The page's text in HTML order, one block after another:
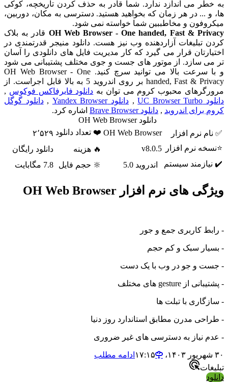
به خطر می اندازد ندارد. شما قادر به حذف کردن تاریخچه، کوکی
ها، و ... در هر زمان که بخواهید هستید. دسترسی به مکان، دوربین،
میکروفون و مخاطببین شما خواسته نمی شود.
OH Web Browser - One handed, Fast & Privacy قادر به بلاک
کردن تبلیغات آزاردهنده وب نیز هست. دانلود منیجر قدرتمندی در
اختیارتان قرار می گیرد که کار مدیریت فایل های دانلودی را آسان
تر می سازد. از موتور های جست و جوی مختلف پشتیبانی می شود
و با سرعت بالا می توانید سرچ کنید. OH Web Browser - One
handed, Fast & Privacy بر روی اندروید 5 به بالا قابل اجراست. از
مرورگرهای محبوب کروم می توان به دانلود فایرفاکس فوکوس ,
دانلود UC Browser Turbo
, دانلود Yandex Browser ,دانلود گوگل
کروم برای اندروید , دانلود Brave Browser
اشاره کرد.
دانلود OH Web Browser
✅ نام نرم افزار
OH Web Browser ❤️ تعداد دانلود ۲٬۵۲۹
⭐نسخه نرم افزار
v8.0.5 🔥 هزینه
دانلود رایگان
✔️ نیازمند سیستم
اندروید 5.0 🔆 حجم فایل 7.8 مگابایت
ویژگی های نرم افزار OH Web Browser
- رابط کاربری جمع و جور
- بسیار سبک و کم حجم
- جست و جو در وب با یک دست
- پشتیبانی از gesture های مختلف
- سازگاری با تبلت ها
- طراحی مدرن مطابق استاندارد روز دنیا
- عدم نیاز به دسترسی های غیر ضروری
۳۰ شهریور ۱۴۰۳،‏ ۱۷:۱۵
ادامه مطلب
تبلیغات
دانلود